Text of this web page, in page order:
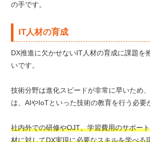
の手です。
IT人材の育成
DX推進に欠かせないIT人材の育成に課題を
いです。
技術分野は進化スピードが非常に早いため
は、AIやIoTといった技術の教育を行う必要
社内外での研修やOJT、学習費用のサポー
材に対してDX実現に必要なスキルを学べる